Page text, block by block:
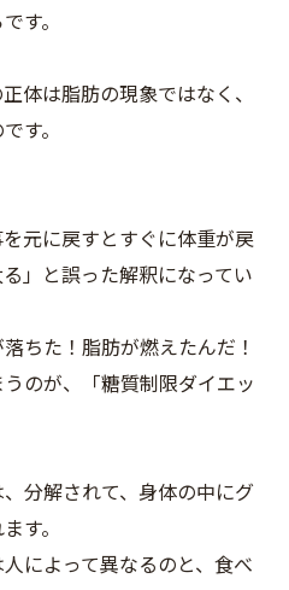
す。
体は脂肪の現象ではなく、
す。
元に戻すとすぐに体重が戻
」と誤った解釈になってい
ちた！脂肪が燃えたんだ！
のが、「糖質制限ダイエッ
分解されて、身体の中にグ
す。
によって異なるのと、食べ